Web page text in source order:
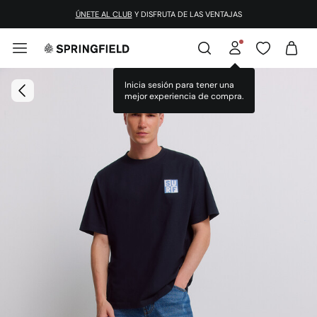
ÚNETE AL CLUB Y DISFRUTA DE LAS VENTAJAS